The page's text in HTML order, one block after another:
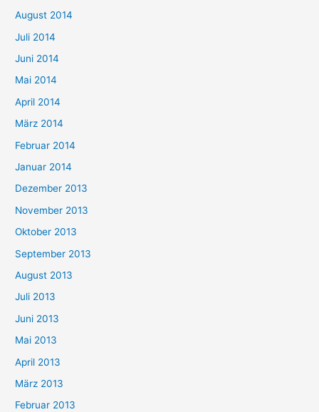
August 2014
Juli 2014
Juni 2014
Mai 2014
April 2014
März 2014
Februar 2014
Januar 2014
Dezember 2013
November 2013
Oktober 2013
September 2013
August 2013
Juli 2013
Juni 2013
Mai 2013
April 2013
März 2013
Februar 2013